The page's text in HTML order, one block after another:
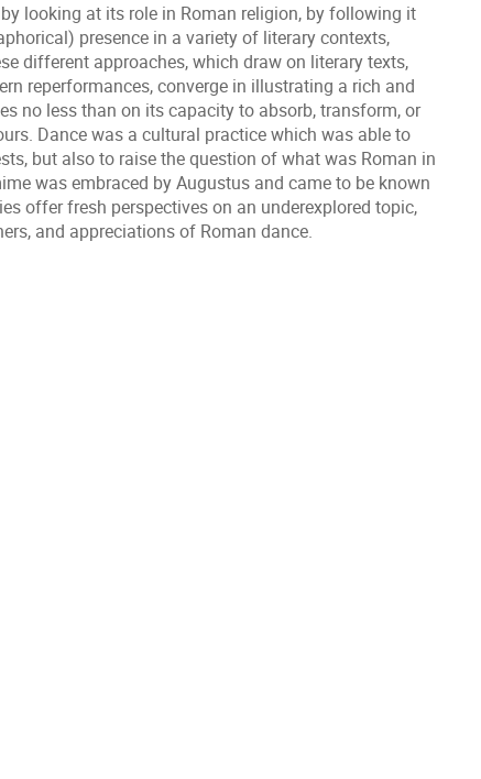
looking at its role in Roman religion, by following it
presence in a variety of literary contexts,
different approaches, which draw on literary texts,
reperformances, converge in illustrating a rich and
no less than on its capacity to absorb, transform, or
Dance was a cultural practice which was able to
but also to raise the question of what was Roman in
was embraced by Augustus and came to be known
offer fresh perspectives on an underexplored topic,
and appreciations of Roman dance.